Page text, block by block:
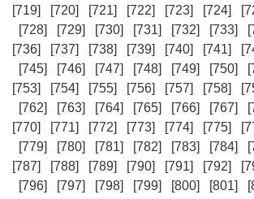
[719]
[720] [721] [722] [723] [724]
[728]
[729] [730] [731] [732] [733]
[736]
[737] [738] [739] [740] [741]
[745]
[746] [747] [748] [749] [750]
[753]
[754] [755] [756] [757] [758]
[762]
[763] [764] [765] [766] [767]
[770]
[771] [772] [773] [774] [775]
[779]
[780] [781] [782] [783] [784]
[787]
[788] [789] [790] [791] [792]
[796]
[797] [798] [799] [800] [801]